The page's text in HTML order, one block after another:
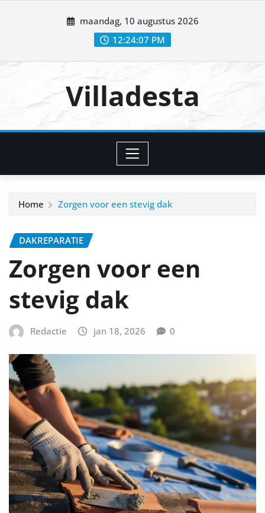
maandag, 10 augustus 2026
12:24:08 PM
Villadesta
Home Zorgen voor een stevig dak
DAKREPARATIE
Zorgen voor een
stevig dak
Redactie jan 18, 2026 0